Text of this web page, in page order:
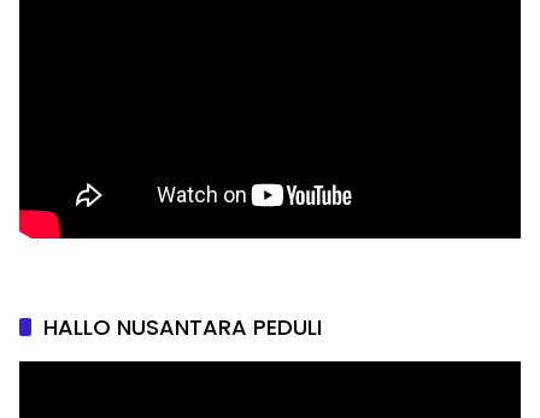
HALLO NUSANTARA PEDULI